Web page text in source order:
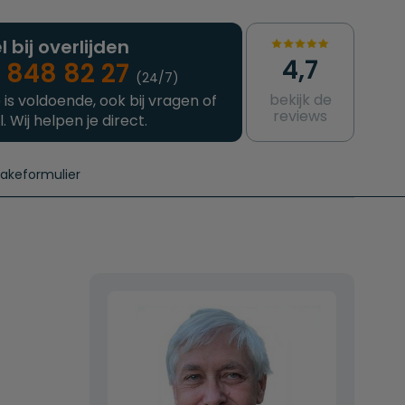
bij overlijden
82 27 (24/7)
voldoende, ook bij vragen of
Wij helpen je direct.
4,7
bekijk de
reviews